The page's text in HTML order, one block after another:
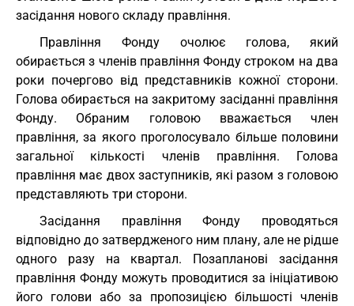
засідання нового складу правління.
Правління Фонду очолює голова, який
обирається з членів правління Фонду строком на два
роки почергово від представників кожної сторони.
Голова обирається на закритому засіданні правління
Фонду. Обраним головою вважається член
правління, за якого проголосувало більше половини
загальної кількості членів правління. Голова
правління має двох заступників, які разом з головою
представляють три сторони.
Засідання правління Фонду проводяться
відповідно до затвердженого ним плану, але не рідше
одного разу на квартал. Позапланові засідання
правління Фонду можуть проводитися за ініціативою
його голови або за пропозицією більшості членів